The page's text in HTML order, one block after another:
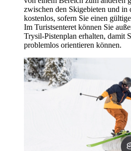
zwischen den Skigebieten und
kostenlos, sofern Sie einen
Im Turistsenteret können Sie
Trysil-Pistenplan erhalten, damit
problemlos orientieren können.